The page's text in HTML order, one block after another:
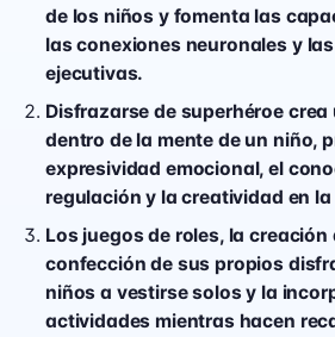
de los niños y fomenta las
las conexiones neuronales y
ejecutivas.
Disfrazarse de superhéroe
dentro de la mente de un niño,
expresividad emocional, el
regulación y la creatividad en
Los juegos de roles, la creación
confección de sus propios
niños a vestirse solos y la
actividades mientras hacen